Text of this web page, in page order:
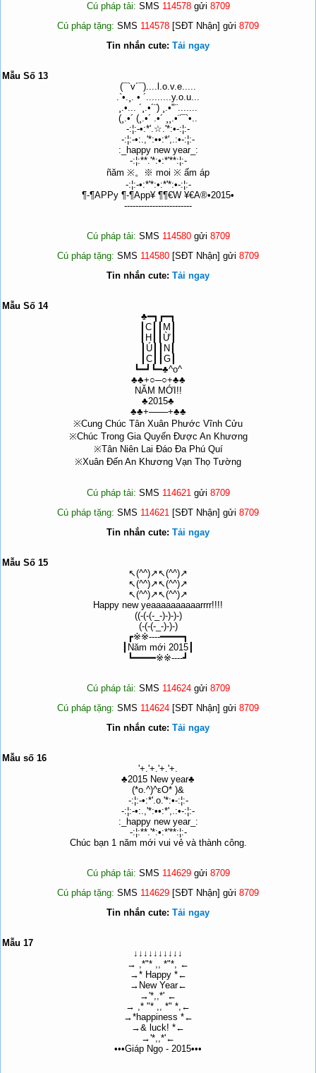
Cú pháp tải: SMS 114578gửi 8709
Cú pháp tặng: SMS 114578 [SĐT Nhận] gửi 8709
Tin nhắn cute: Tải ngay
Mẫu Số 13
(¯`v´¯)....l.o.v.e.....
.`•.¸. • ´.........y.o.u...
¸.•... ´¸.•´¨) ¸.•"¨.......
(¸.•´ (¸.•´ .•´ ¸¸.•¨¯`•..
-:¦:-•:*'.☆.'*:•-:¦:-
-:¦:-•:.,'*:••:*',.:•-:¦:-
:_happy new year_:
-:¦:**.'*:•:*'**:¦:-
ñăm ※。※ moi ※ ấm áp
-:¦:-•:*'*:•:*'*:•-:¦:-
¶-¶APPy ¶-¶App¥ ¶¶€W ¥€A®•2015•
------------------------
Cú pháp tải: SMS 114580gửi 8709
Cú pháp tặng: SMS 114580 [SĐT Nhận] gửi 8709
Tin nhắn cute: Tải ngay
Mẫu Số 14
♣━┓┏━┓
┃C┃┃M┃
┃H┃┃Ừ┃
┃Ú┃┃N┃
┃C┃┃G┃
┗━┛┗━♣^o^
♣♣+○─○+♣♣
NĂM MỚI!!
♣2015♣
♣♣+───+♣♣
※Cung Chúc Tân Xuân Phước Vĩnh Cửu
※Chúc Trong Gia Quyến Được An Khương
※Tân Niên Lai Đáo Đa Phú Quí
※Xuân Đến An Khương Vạn Thọ Tường
Cú pháp tải: SMS 114621gửi 8709
Cú pháp tặng: SMS 114621 [SĐT Nhận] gửi 8709
Tin nhắn cute: Tải ngay
Mẫu Số 15
↖(^^)↗↖(^^)↗
↖(^^)↗↖(^^)↗
↖(^^)↗↖(^^)↗
Happy new yeaaaaaaaaaarrrr!!!!
((-(-(-_-)-)-)-)
(-(-(-_-)-)-)
┏※※----━━━━┓
┃Năm mới 2015┃
┗━━━━※※----┛
Cú pháp tải: SMS 114624gửi 8709
Cú pháp tặng: SMS 114624 [SĐT Nhận] gửi 8709
Tin nhắn cute: Tải ngay
Mẫu số 16
'+.'+.'+.'+.
♣2015 New year♣
(*o.^)^εO* )&
-:¦:-•:*'.o.'*:•-:¦:-
-:¦:-•:.,'*:••:*',.:•-:¦:-
:_happy new year_:
-:¦:**.'*:•:*'**:¦:-
Chúc bạn 1 năm mới vui vẻ và thành công.
Cú pháp tải: SMS 114629gửi 8709
Cú pháp tặng: SMS 114629 [SĐT Nhận] gửi 8709
Tin nhắn cute: Tải ngay
Mẫu 17
↓↓↓↓↓↓↓↓↓↓
→ ,*"* ,, *"*, ←
→* Happy *←
→New Year←
→'*,,*' ←
→ ,* "* ,, *" *,←
→*happiness *←
→& luck! *←
→'*,,*'←
•••Giáp Ngọ - 2015•••